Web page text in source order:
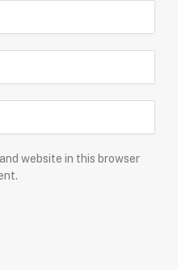
website in this browser